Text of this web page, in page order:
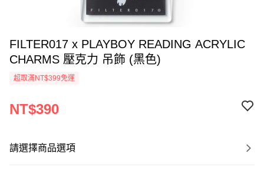
FILTER017 x PLAYBOY READING ACRYLIC
CHARMS 壓克力 吊飾 (黑色)
超取滿NT$399免運
NT$390
請選擇商品選項